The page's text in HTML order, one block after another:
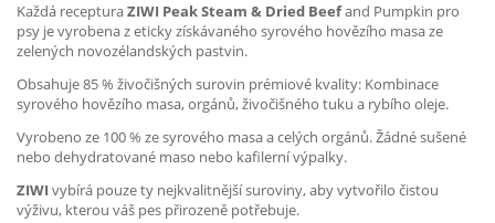
Každá recepturaZIWI Peak Steam & Dried Beefand Pumpkin pro
psy je vyrobena z eticky získávaného syrového hovězího masa ze
zelených novozélandských pastvin.
Obsahuje 85 % živočišných surovin prémiové kvality: Kombinace
syrového hovězího masa, orgánů, živočišného tuku a rybího oleje.
Vyrobeno ze 100 % ze syrového masa a celých orgánů. Žádné sušené
nebo dehydratované maso nebo kafilerní výpalky.
ZIWI vybírá pouze ty nejkvalitnější suroviny, aby vytvořilo čistou
výživu, kterou váš pes přirozeně potřebuje.